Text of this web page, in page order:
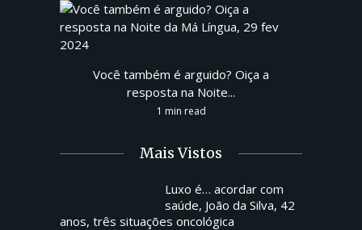
Você também é arguido? Oiça a
resposta na Noite...
1 min read
Mais Vistos
Luxo é… acordar com
saúde, João da Silva, 42
anos, três situações oncológica